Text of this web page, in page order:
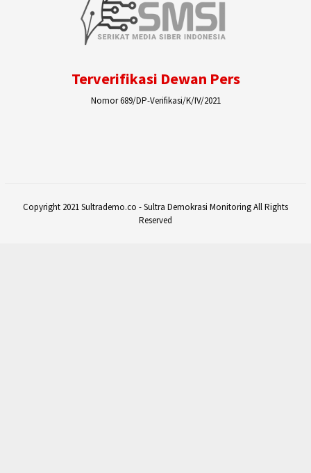
Terverifikasi Dewan Pers
Nomor 689/DP-Verifikasi/K/IV/2021
Copyright 2021 Sultrademo.co - Sultra Demokrasi Monitoring All Rights
Reserved